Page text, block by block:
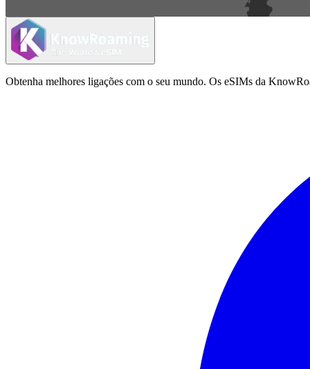
Obtenha melhores ligações com o seu mundo. Os eSIMs da